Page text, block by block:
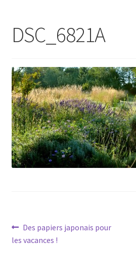
DSC_6821A
Navigation
de
Article
précédent :
Des papiers japonais pour
les vacances !